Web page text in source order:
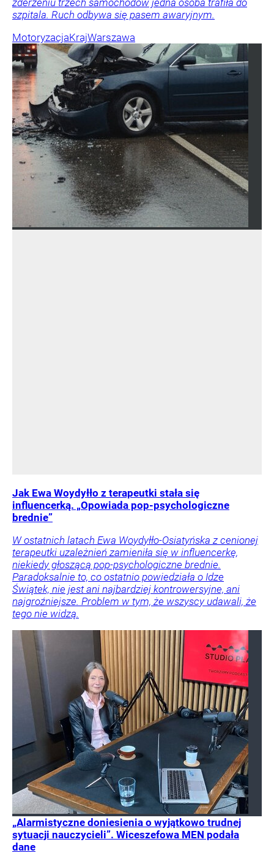
zderzeniu trzech samochodów jedna osoba trafiła do
szpitala. Ruch odbywa się pasem awaryjnym.
MotoryzacjaKrajWarszawa
Jak Ewa Woydyłło z terapeutki stała się
influencerką. „Opowiada pop-psychologiczne
brednie”
W ostatnich latach Ewa Woydyłło-Osiatyńska z cenionej
terapeutki uzależnień zamieniła się w influencerkę,
niekiedy głoszącą pop-psychologiczne brednie.
Paradoksalnie to, co ostatnio powiedziała o Idze
Świątek, nie jest ani najbardziej kontrowersyjne, ani
najgroźniejsze. Problem w tym, że wszyscy udawali, że
tego nie widzą.
„Alarmistyczne doniesienia o wyjątkowo trudnej
sytuacji nauczycieli”. Wiceszefowa MEN podała
dane